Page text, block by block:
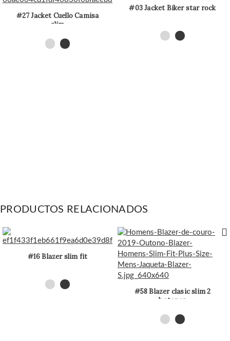
#27 Jacket Cuello Camisa
slim
#03 Jacket Biker star rock
PRODUCTOS RELACIONADOS
#16 Blazer slim fit
#58 Blazer clasic slim 2
botones